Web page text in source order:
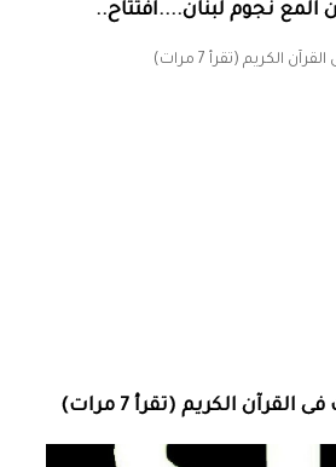
نجوم لبنان....افتتاح..
الكريم (تقرأ 7 مرات)